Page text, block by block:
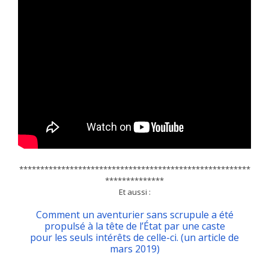
*******************************************************
**************
Et aussi :
Comment un aventurier sans scrupule a été
propulsé à la tête de l’État par une caste
pour les seuls intérêts de celle-ci. (un article de
mars 2019)